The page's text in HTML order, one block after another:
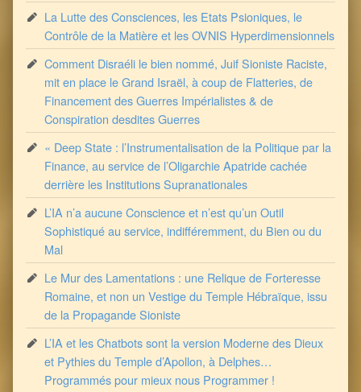
La Lutte des Consciences, les Etats Psioniques, le
Contrôle de la Matière et les OVNIS Hyperdimensionnels
Comment Disraéli le bien nommé, Juif Sioniste Raciste,
mit en place le Grand Israël, à coup de Flatteries, de
Financement des Guerres Impérialistes & de
Conspiration desdites Guerres
« Deep State : l’Instrumentalisation de la Politique par la
Finance, au service de l’Oligarchie Apatride cachée
derrière les Institutions Supranationales
L’IA n’a aucune Conscience et n’est qu’un Outil
Sophistiqué au service, indifféremment, du Bien ou du
Mal
Le Mur des Lamentations : une Relique de Forteresse
Romaine, et non un Vestige du Temple Hébraïque, issu
de la Propagande Sioniste
L’IA et les Chatbots sont la version Moderne des Dieux
et Pythies du Temple d’Apollon, à Delphes…
Programmés pour mieux nous Programmer !